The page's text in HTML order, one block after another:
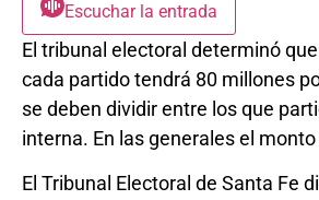
Escuchar la entrada
El tribunal electoral determinó
cada partido tendrá 80 millones
se deben dividir entre los que
interna. En las generales el
El Tribunal Electoral de Santa Fe